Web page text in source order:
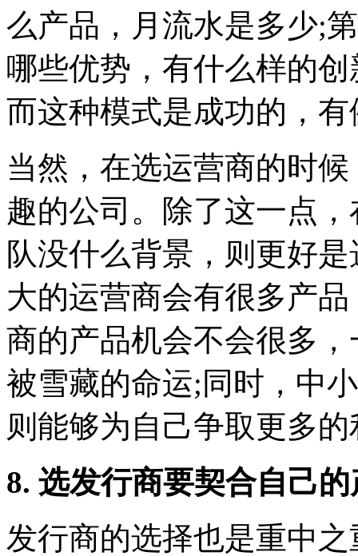
么产品，月流水是多少;
哪些优势，有什么样的
而这种模式是成功的，
当然，在选运营商的时
趣的公司。除了这一点
队没什么背景，则更好
大的运营商会有很多产
商的产品机会不会很多
被雪藏的命运;同时，中
则能够为自己争取更多
8. 选发行商要契合自己
发行商的选择也是重中